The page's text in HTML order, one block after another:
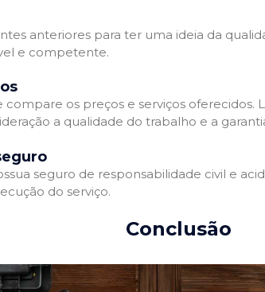
anteriores para ter uma ideia da
e competente.
os preços e serviços
a qualidade do trabalho e a
seguro de responsabilidade civil e
do serviço.
Conclusão